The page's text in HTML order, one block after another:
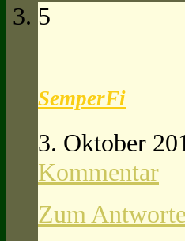
5
SemperFi
3. Oktober
Kommentar
Zum